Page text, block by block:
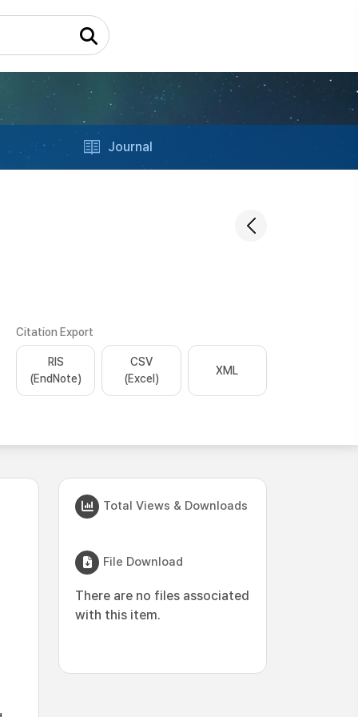
Journal
Citation Export
RIS
(EndNote)
CSV
(Excel)
XML
Total Views & Downloads
File Download
There are no files associated
with this item.